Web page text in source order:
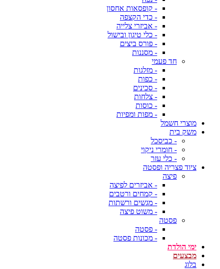
- קופסאות אחסון
- כדי הקצפה
- אביזרי צלייה
- כלי טיגון ובישול
- פורס ביצים
- מסננות
חד פעמי
- מזלגות
- כפות
- סכינים
- צלחות
- כוסות
- מפות ומפיות
מוצרי חשמל
משק בית
- כביסכל
- חומרי ניקוי
- כלי עזר
ציוד פצריה ופסטה
פיצה
- אביזרים לפיצה
- קמחים ורטבים
- מגשים ורשתות
- משוט פיצה
פסטה
- פסטה
- מכונות פסטה
ימי הולדת
מבצעים
בלוג